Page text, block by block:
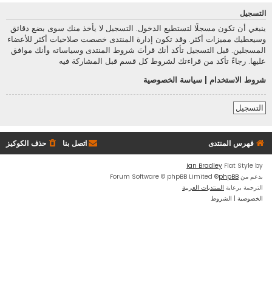
التسجيل
ينبغي أن تكون مسجلًا لتستطيع الدخول. التسجيل لا يأخذ منك سوى بضع دقائق
وسيعطيك مميزات أكثر. وقد تكون إدارة المنتدى خصصت صلاحيات أكثر للأعضاء
المسجلين. قبل التسجيل تأكد أنك قرأتَ شروط المنتدى وسياساته وأنك موافق
عليها. رجاءً تأكد من قراءتك لشروط كل قسم قبل المشاركة فيه
شروط الاستخدام
سياسة الخصوصية
التسجيل
فهرس المنتدى حذف الكوكيز اتصل بنا
Flat Style by
Ian Bradley
بدعم من phpBB
® Forum Software © phpBB Limited
الترجمة برعاية المنتديات العربية
الخصوصية | الشروط